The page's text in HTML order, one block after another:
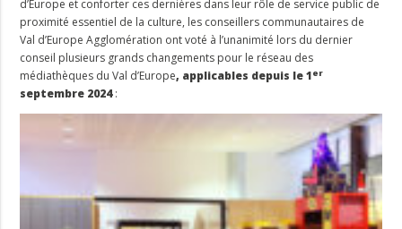
d’Europe et conforter ces dernières dans leur rôle de service public de
proximité essentiel de la culture, les conseillers communautaires de
Val d’Europe Agglomération ont voté à l’unanimité lors du dernier
conseil plusieurs grands changements pour le réseau des
médiathèques du Val d’Europe, applicables depuis le 1er
septembre 2024: